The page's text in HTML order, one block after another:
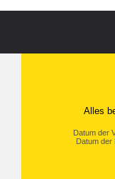
Alles
Datum der
Datum der